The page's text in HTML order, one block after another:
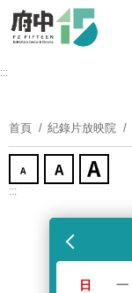
要
塊
:::
首頁 紀錄片放映院
:::
日 一